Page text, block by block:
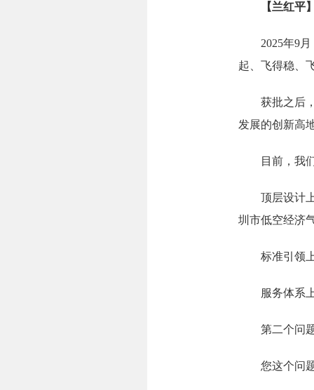
【兰红平
2025年9月，
起、飞得稳、
获批之后，
发展的创新高
目前，我们
顶层设计上
圳市低空经济
标准引领上
服务体系上
第二个问题
您这个问题